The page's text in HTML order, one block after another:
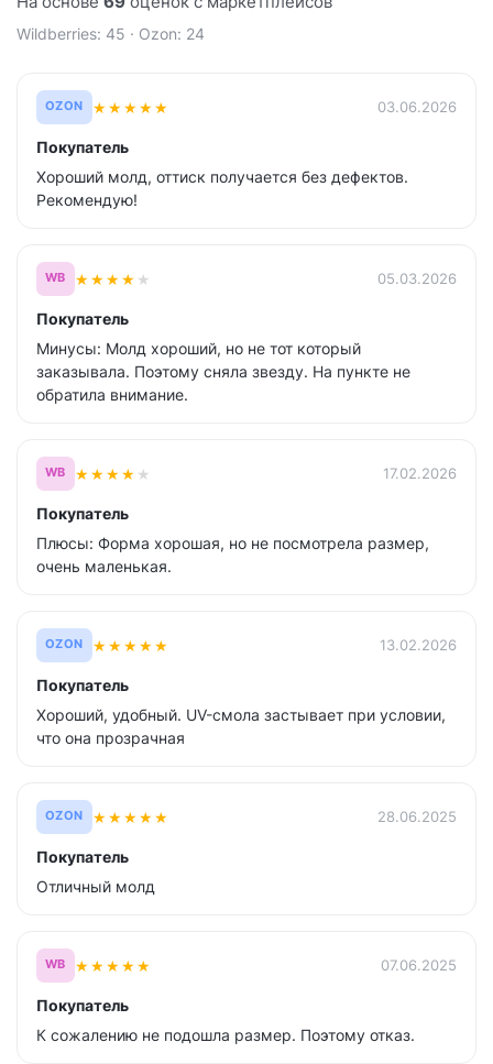
Wildberries: 45 · Ozon: 24
OZON ★★★★★ 03.06.2026
Покупатель
Хороший молд, оттиск получается без дефектов.
Рекомендую!
WB ★★★★ ★ 05.03.2026
Покупатель
Минусы: Молд хороший, но не тот который
заказывала. Поэтому сняла звезду. На пункте не
обратила внимание.
WB ★★★★ ★ 17.02.2026
Покупатель
Плюсы: Форма хорошая, но не посмотрела размер,
очень маленькая.
OZON ★★★★★ 13.02.2026
Покупатель
Хороший, удобный. UV-смола застывает при условии,
что она прозрачная
OZON ★★★★★ 28.06.2025
Покупатель
Отличный молд
WB ★★★★★ 07.06.2025
Покупатель
К сожалению не подошла размер. Поэтому отказ.